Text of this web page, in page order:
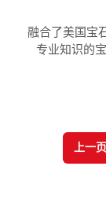
融合了美国宝
专业知识的
上一页